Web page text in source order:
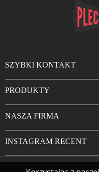
SZYBKI KONTAKT
PRODUKTY
NASZA FIRMA
INSTAGRAM RECENT